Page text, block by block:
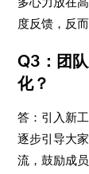
度反馈，反
Q3：团
化？
答：引入新
逐步引导大
流，鼓励成